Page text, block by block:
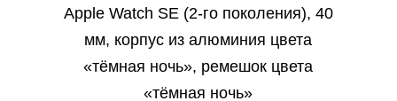
Apple Watch SE (2‑го поколения), 40
мм, корпус из алюминия цвета
«тёмная ночь», ремешок цвета
«тёмная ночь»